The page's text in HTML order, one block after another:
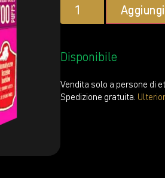
Disponibile
Vendita solo a persone di
Spedizione gratuita.